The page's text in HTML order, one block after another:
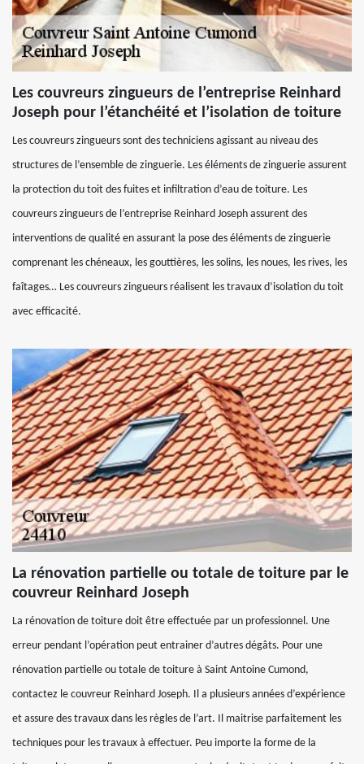
Les couvreurs zingueurs de l’entreprise Reinhard
Joseph pour l’étanchéité et l’isolation de toiture
Les couvreurs zingueurs sont des techniciens agissant au niveau des
structures de l’ensemble de zinguerie. Les éléments de zinguerie assurent
la protection du toit des fuites et infiltration d’eau de toiture. Les
couvreurs zingueurs de l’entreprise Reinhard Joseph assurent des
interventions de qualité en assurant la pose des éléments de zinguerie
comprenant les chéneaux, les gouttières, les solins, les noues, les rives, les
faîtages… Les couvreurs zingueurs réalisent les travaux d’isolation du toit
avec efficacité.
La rénovation partielle ou totale de toiture par le
couvreur Reinhard Joseph
La rénovation de toiture doit être effectuée par un professionnel. Une
erreur pendant l’opération peut entrainer d’autres dégâts. Pour une
rénovation partielle ou totale de toiture à Saint Antoine Cumond,
contactez le couvreur Reinhard Joseph. Il a plusieurs années d’expérience
et assure des travaux dans les règles de l’art. Il maitrise parfaitement les
techniques pour les travaux à effectuer. Peu importe la forme de la